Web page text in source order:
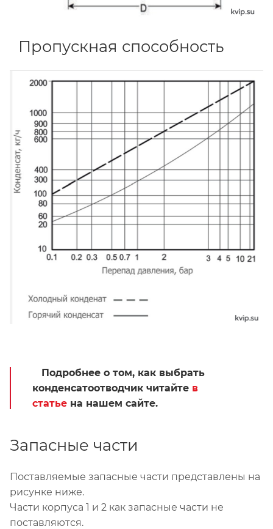
Пропускная способность
Подробнее о том, как выбрать
конденсатоотводчик читайте в
статье на нашем сайте.
Запасные части
Поставляемые запасные части представлены на
рисунке ниже.
Части корпуса 1 и 2 как запасные части не
поставляются.